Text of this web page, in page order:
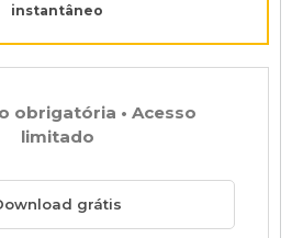
instantâneo
obrigatória • Acesso
limitado
grátis